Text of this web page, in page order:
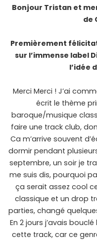
Bonjour Tristan et
de
Premièrement
sur l’immense label
l’idée
Merci Merci ! J’ai
écrit le thème
baroque/musique
faire une track club,
Ca m’arrive souvent
dormir pendant
septembre, un soir je
me suis dis, pourquoi
ça serait assez cool
classique et un drop
parties, changé
En 2 jours j’avais
cette track, car ce